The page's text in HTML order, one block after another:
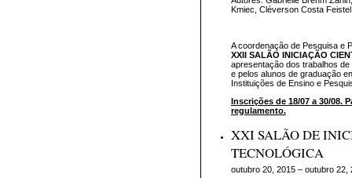
Kmiec, Cléverson Costa Feistel
A coordenação de Pesquisa e
XXII SALÃO INICIAÇÃO
apresentação dos trabalhos
e pelos alunos de graduação
Instituições de Ensino e
Inscrições de 18/07 a 30/08.
regulamento.
XXI SALÃO DE
TECNOLÓGICA
outubro 20, 2015 – outubro 22,